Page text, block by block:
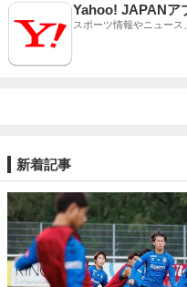
Yahoo! JAPANア
スポーツ情報やニュー
新着記事